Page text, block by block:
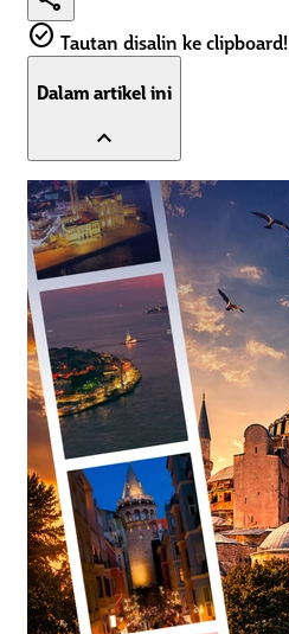
check_circle Tautan disalin ke clipboard!
Dalam artikel ini
expand_less